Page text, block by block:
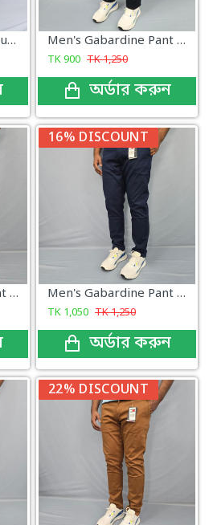
Men's Formal pant Mustard Color Men's Gabardine Pant Dark Navy
TK900 TK1,250
অর্ডার করুন
Men's Gabardine pant Light Ash
16% DISCOUNT
Men's Gabardine Pant Navy Color
TK 1,050 TK1,250
অর্ডার করুন
22% DISCOUNT